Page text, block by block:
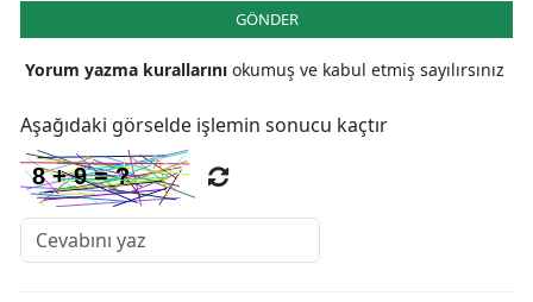
GÖNDER
Yorum yazma kurallarını okumuş ve kabul etmiş sayılırsınız
Aşağıdaki görselde işlemin sonucu kaçtır